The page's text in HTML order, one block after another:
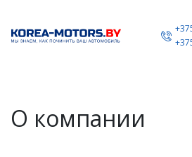
О компании